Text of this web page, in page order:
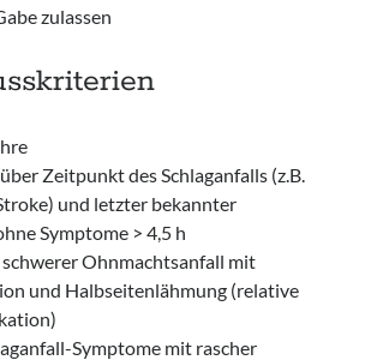
zulassen
Zeitpunkt des Schlaganfalls (z.B.
und letzter bekannter
Symptome > 4,5 h
Ohnmachtsanfall mit
und Halbseitenlähmung (relative
Symptome mit rascher